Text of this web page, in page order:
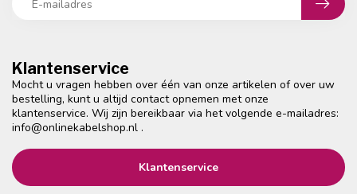
Klantenservice
Mocht u vragen hebben over één van onze artikelen of over uw
bestelling, kunt u altijd contact opnemen met onze
klantenservice. Wij zijn bereikbaar via het volgende e-mailadres:
info@onlinekabelshop.nl .
Klantenservice